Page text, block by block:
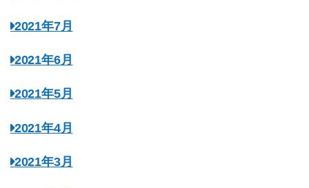
2021年7月
2021年6月
2021年5月
2021年4月
2021年3月